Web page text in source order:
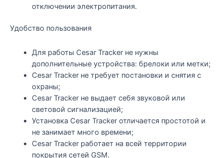
отключении электропитания.
Удобство пользования
Для работы Cesar Tracker не нужны
дополнительные устройства: брелоки или метки;
Cesar Tracker не требует постановки и снятия с
охраны;
Cesar Tracker не выдает себя звуковой или
световой сигнализацией;
Установка Cesar Tracker отличается простотой и
не занимает много времени;
Cesar Tracker работает на всей территории
покрытия сетей GSM.